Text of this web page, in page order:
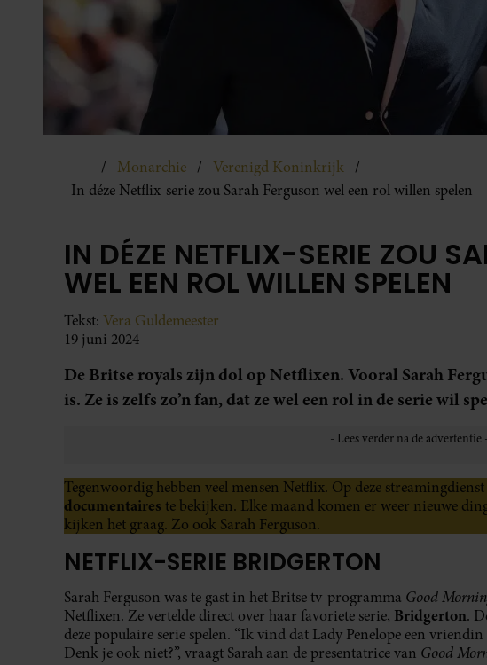
Monarchie
Verenigd Koninkrijk
In déze Netflix-serie zou Sarah Ferguson wel een rol willen spelen
IN DÉZE NETFLIX-SERIE ZOU
WEL EEN ROL WILLEN SPELEN
Tekst: Vera Guldemeester
19 juni 2024
De Britse royals zijn dol op Netflixen. Vooral Sarah
is. Ze is zelfs zo’n fan, dat ze wel een rol in de serie wil
Tegenwoordig hebben veel mensen Netflix. Op deze
documentaires te bekijken. Elke maand komen er weer nieuwe
kijken het graag. Zo ook Sarah Ferguson.
NETFLIX-SERIE BRIDGERTON
Sarah Ferguson was te gast in het Britse tv-programma Good
Netflixen. Ze vertelde direct over haar favoriete serie, Bridgerton.
deze populaire serie spelen. “Ik vind dat Lady Penelope een
Denk je ook niet?”, vraagt Sarah aan de presentatrice van Good